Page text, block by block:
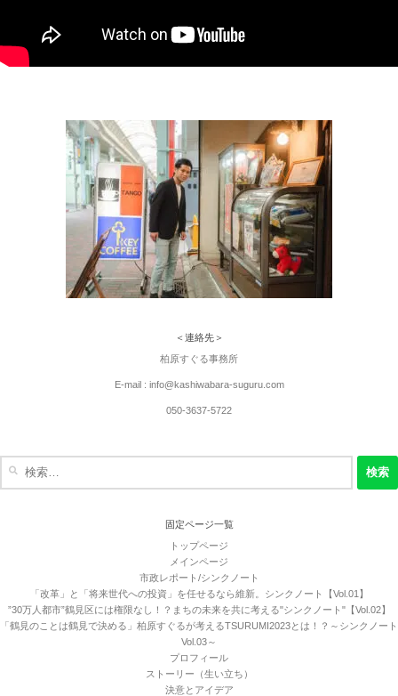
＜連絡先＞
柏原すぐる事務所
E-mail : info@kashiwabara-suguru.com
050-3637-5722
固定ページ一覧
トップページ
メインページ
市政レポート/シンクノート
「改革」と「将来世代への投資」を任せるなら維新。シンクノート【Vol.01】
”30万人都市”鶴見区には権限なし！？まちの未来を共に考える"シンクノート"【Vol.02】
「鶴見のことは鶴見で決める」柏原すぐるが考えるTSURUMI2023とは！？～シンクノート
Vol.03～
プロフィール
ストーリー（生い立ち）
決意とアイデア